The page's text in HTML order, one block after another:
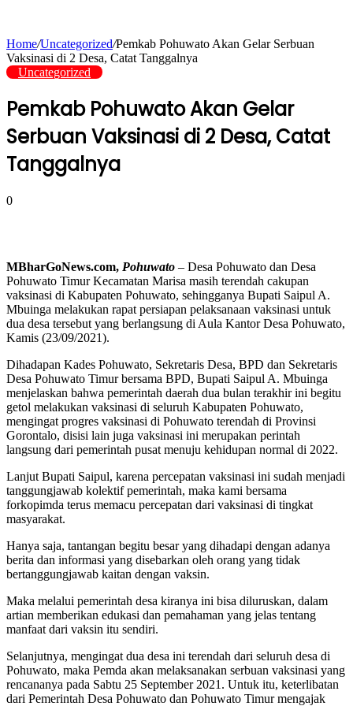
Home/Uncategorized/Pemkab Pohuwato Akan Gelar Serbuan
Vaksinasi di 2 Desa, Catat Tanggalnya
Uncategorized
Pemkab Pohuwato Akan Gelar
Serbuan Vaksinasi di 2 Desa, Catat
Tanggalnya
0
MBharGoNews.com, Pohuwato – Desa Pohuwato dan Desa
Pohuwato Timur Kecamatan Marisa masih terendah cakupan
vaksinasi di Kabupaten Pohuwato, sehingganya Bupati Saipul A.
Mbuinga melakukan rapat persiapan pelaksanaan vaksinasi untuk
dua desa tersebut yang berlangsung di Aula Kantor Desa Pohuwato,
Kamis (23/09/2021).
Dihadapan Kades Pohuwato, Sekretaris Desa, BPD dan Sekretaris
Desa Pohuwato Timur bersama BPD, Bupati Saipul A. Mbuinga
menjelaskan bahwa pemerintah daerah dua bulan terakhir ini begitu
getol melakukan vaksinasi di seluruh Kabupaten Pohuwato,
mengingat progres vaksinasi di Pohuwato terendah di Provinsi
Gorontalo, disisi lain juga vaksinasi ini merupakan perintah
langsung dari pemerintah pusat menuju kehidupan normal di 2022.
Lanjut Bupati Saipul, karena percepatan vaksinasi ini sudah menjadi
tanggungjawab kolektif pemerintah, maka kami bersama
forkopimda terus memacu percepatan dari vaksinasi di tingkat
masyarakat.
Hanya saja, tantangan begitu besar yang dihadapi dengan adanya
berita dan informasi yang disebarkan oleh orang yang tidak
bertanggungjawab kaitan dengan vaksin.
Maka melalui pemerintah desa kiranya ini bisa diluruskan, dalam
artian memberikan edukasi dan pemahaman yang jelas tentang
manfaat dari vaksin itu sendiri.
Selanjutnya, mengingat dua desa ini terendah dari seluruh desa di
Pohuwato, maka Pemda akan melaksanakan serbuan vaksinasi yang
rencananya pada Sabtu 25 September 2021. Untuk itu, keterlibatan
dari Pemerintah Desa Pohuwato dan Pohuwato Timur mengajak